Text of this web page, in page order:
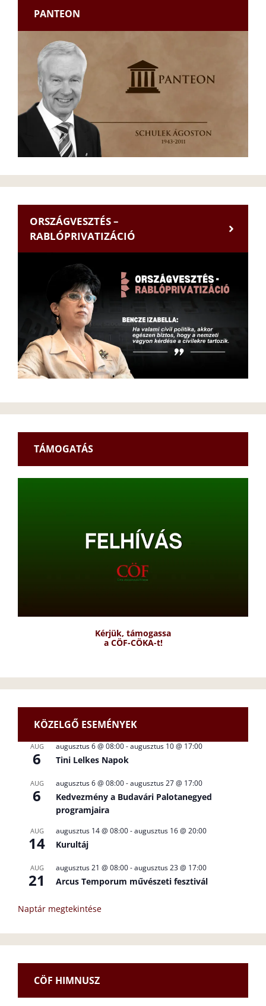
PANTEON
ORSZÁGVESZTÉS –
RABLÓPRIVATIZÁCIÓ
TÁMOGATÁS
Kérjük, támogassa
a CÖF-CÖKA-t!
KÖZELGŐ ESEMÉNYEK
AUG
6
augusztus 6 @ 08:00-augusztus 10 @ 17:00
Tini Lelkes Napok
AUG
6
augusztus 6 @ 08:00-augusztus 27 @ 17:00
Kedvezmény a Budavári Palotanegyed
programjaira
AUG
14
augusztus 14 @ 08:00-augusztus 16 @ 20:00
Kurultáj
AUG
21
augusztus 21 @ 08:00-augusztus 23 @ 17:00
Arcus Temporum művészeti fesztivál
Naptár megtekintése
CÖF HIMNUSZ